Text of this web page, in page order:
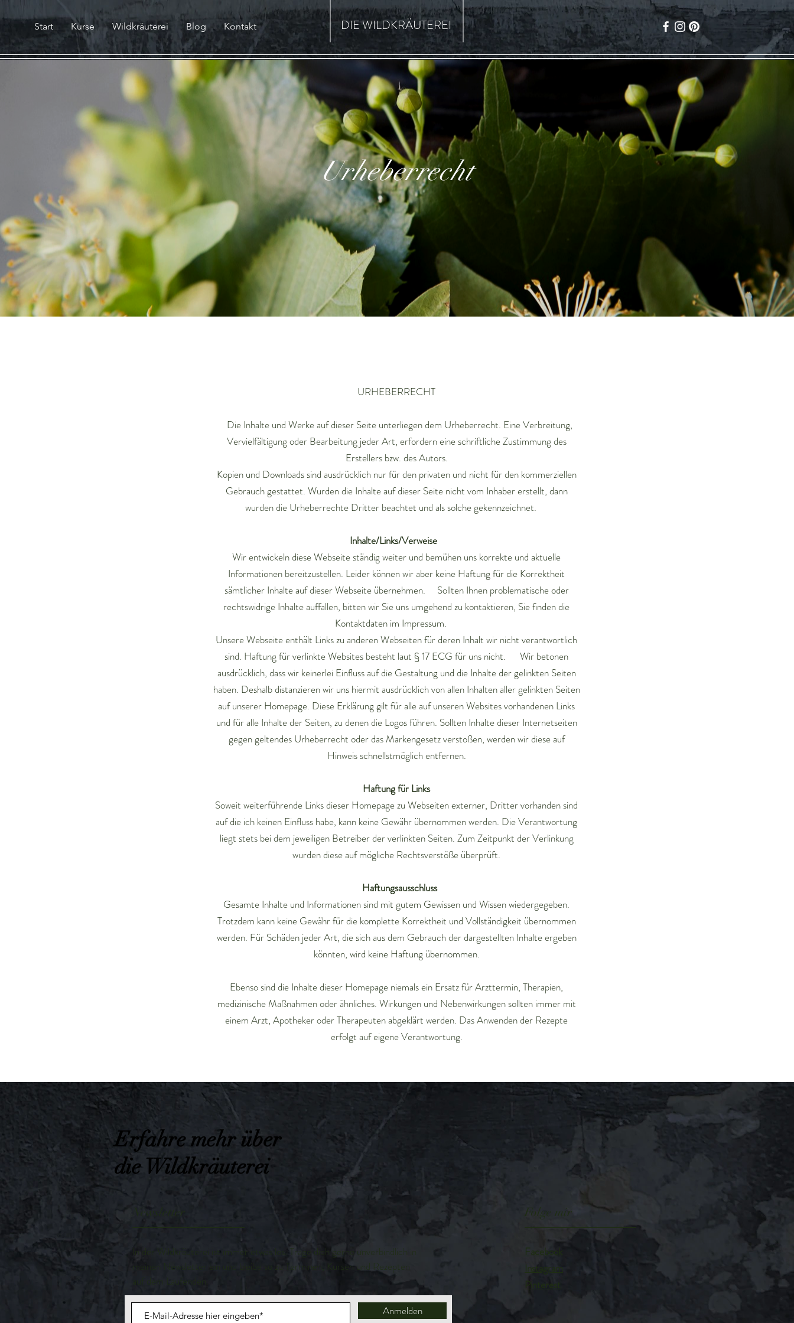
Start Kurse Wildkräuterei Blog Kontakt DIE WILDKRÄUTEREI
Urheberrecht
URHEBERRECHT
Die Inhalte und Werke auf dieser Seite unterliegen dem Urheberrecht. Eine Verbreitung,
Vervielfältigung oder Bearbeitung jeder Art, erfordern eine schriftliche Zustimmung des
Erstellers bzw. des Autors.
Kopien und Downloads sind ausdrücklich nur für den privaten und nicht für den kommerziellen
Gebrauch gestattet. Wurden die Inhalte auf dieser Seite nicht vom Inhaber erstellt, dann
wurden die Urheberrechte Dritter beachtet und als solche gekennzeichnet.
Inhalte/Links/Verweise
Wir entwickeln diese Webseite ständig weiter und bemühen uns korrekte und aktuelle
Informationen bereitzustellen. Leider können wir aber keine Haftung für die Korrektheit
sämtlicher Inhalte auf dieser Webseite übernehmen. Sollten Ihnen problematische oder
rechtswidrige Inhalte auffallen, bitten wir Sie uns umgehend zu kontaktieren, Sie finden die
Kontaktdaten im Impressum.
Unsere Webseite enthält Links zu anderen Webseiten für deren Inhalt wir nicht verantwortlich
sind. Haftung für verlinkte Websites besteht laut § 17 ECG für uns nicht. Wir betonen
ausdrücklich, dass wir keinerlei Einfluss auf die Gestaltung und die Inhalte der gelinkten Seiten
haben. Deshalb distanzieren wir uns hiermit ausdrücklich von allen Inhalten aller gelinkten Seiten
auf unserer Homepage. Diese Erklärung gilt für alle auf unseren Websites vorhandenen Links
und für alle Inhalte der Seiten, zu denen die Logos führen. Sollten Inhalte dieser Internetseiten
gegen geltendes Urheberrecht oder das Markengesetz verstoßen, werden wir diese auf
Hinweis schnellstmöglich entfernen.
Haftung für Links
Soweit weiterführende Links dieser Homepage zu Webseiten externer, Dritter vorhanden sind
auf die ich keinen Einfluss habe, kann keine Gewähr übernommen werden. Die Verantwortung
liegt stets bei dem jeweiligen Betreiber der verlinkten Seiten. Zum Zeitpunkt der Verlinkung
wurden diese auf mögliche Rechtsverstöße überprüft.
​ ​Haftungsausschluss
Gesamte Inhalte und Informationen sind mit gutem Gewissen und Wissen wiedergegeben.
Trotzdem kann keine Gewähr für die komplette Korrektheit und Vollständigkeit übernommen
werden. Für Schäden jeder Art, die sich aus dem Gebrauch der dargestellten Inhalte ergeben
könnten, wird keine Haftung übernommen.
Ebenso sind die Inhalte dieser Homepage niemals ein Ersatz für Arzttermin, Therapien,
medizinische Maßnahmen oder ähnliches. Wirkungen und Nebenwirkungen sollten immer mit
einem Arzt, Apotheker oder Therapeuten abgeklärt werden. Das Anwenden der Rezepte
erfolgt auf eigene Verantwortung.
Erfahre mehr über
die Wildkräuterei
Newsletter
In der Wildkräuterei ist immer etwas los. Trage dich gerne unverbindlich in
meinen Newsletter ein und bleibe so zu Terminen, Kursen und Rezepten
Anmelden
Folge mir
Facebook
Instagram
Pinterest